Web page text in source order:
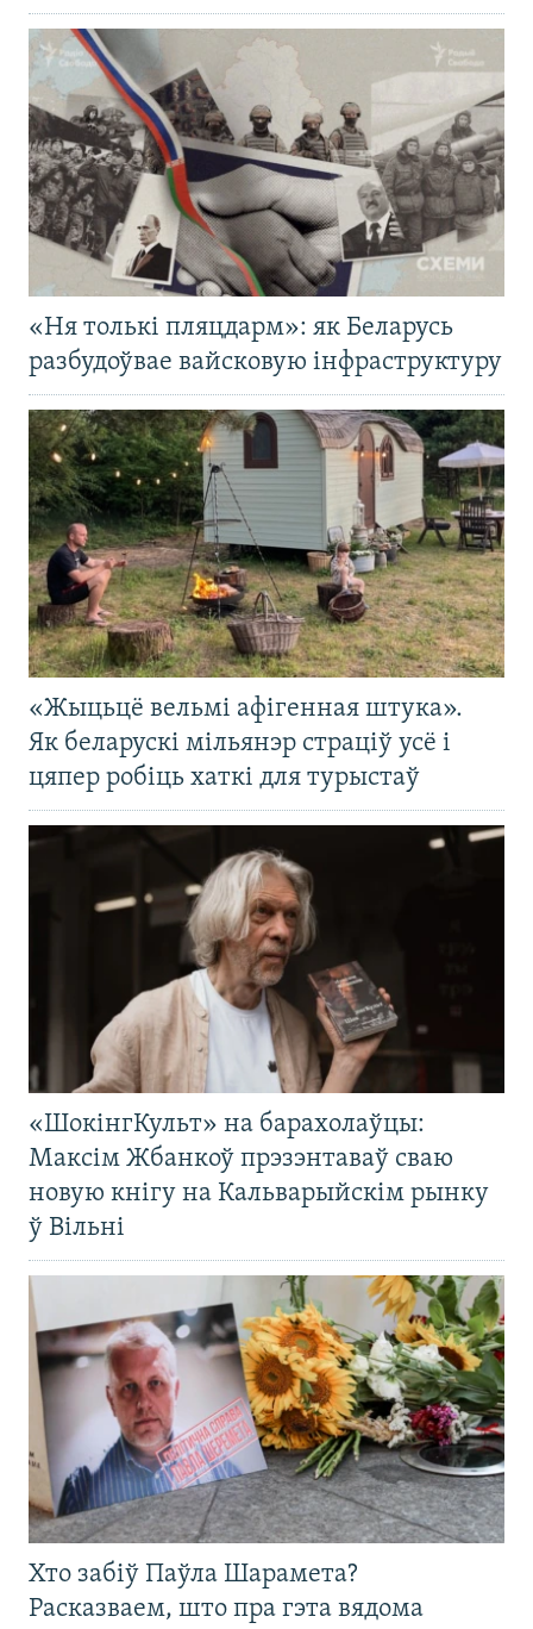
«Ня толькі пляцдарм»: як Беларусь
разбудоўвае вайсковую інфраструктуру
«Жыцьцё вельмі афігенная штука».
Як беларускі мільянэр страціў усё і
цяпер робіць хаткі для турыстаў
«ШокінгКульт» на барахолаўцы:
Максім Жбанкоў прэзэнтаваў сваю
новую кнігу на Кальварыйскім рынку
ў Вільні
Хто забіў Паўла Шарамета?
Расказваем, што пра гэта вядома